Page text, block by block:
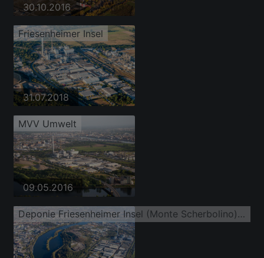
30.10.2016
Friesenheimer Insel
31.07.2018
MVV Umwelt
09.05.2016
Deponie Friesenheimer Insel (Monte Scherbolino), Carl Stahl Süd GmbH